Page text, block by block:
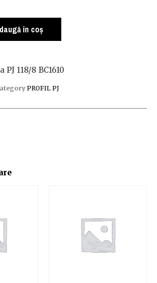
în coș
PJ 118/8 BC1610
PROFIL PJ